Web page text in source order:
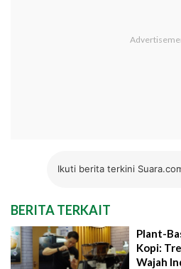
Ikuti berita terkini
BERITA TERKAIT
Plant-
Kopi:
Wajah